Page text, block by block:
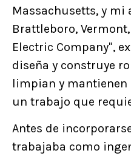
Massachusetts, y mi
Brattleboro,
Electric Company",
diseña y construye
limpian y mantienen
un trabajo que
Antes de
trabajaba como